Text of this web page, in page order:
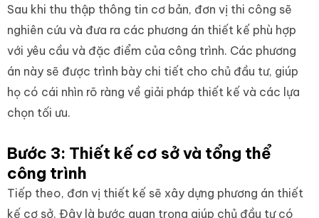
Sau khi thu thập thông tin cơ bản, đơn vị thi công sẽ
nghiên cứu và đưa ra các phương án thiết kế phù hợp
với yêu cầu và đặc điểm của công trình. Các phương
án này sẽ được trình bày chi tiết cho chủ đầu tư, giúp
họ có cái nhìn rõ ràng về giải pháp thiết kế và các lựa
chọn tối ưu.
Bước 3: Thiết kế cơ sở và tổng thể
công trình
Tiếp theo, đơn vị thiết kế sẽ xây dựng phương án thiết
kế cơ sở. Đây là bước quan trọng giúp chủ đầu tư có